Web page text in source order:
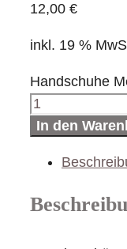
12,00 €
inkl. 19 %
Handschuhe
In den